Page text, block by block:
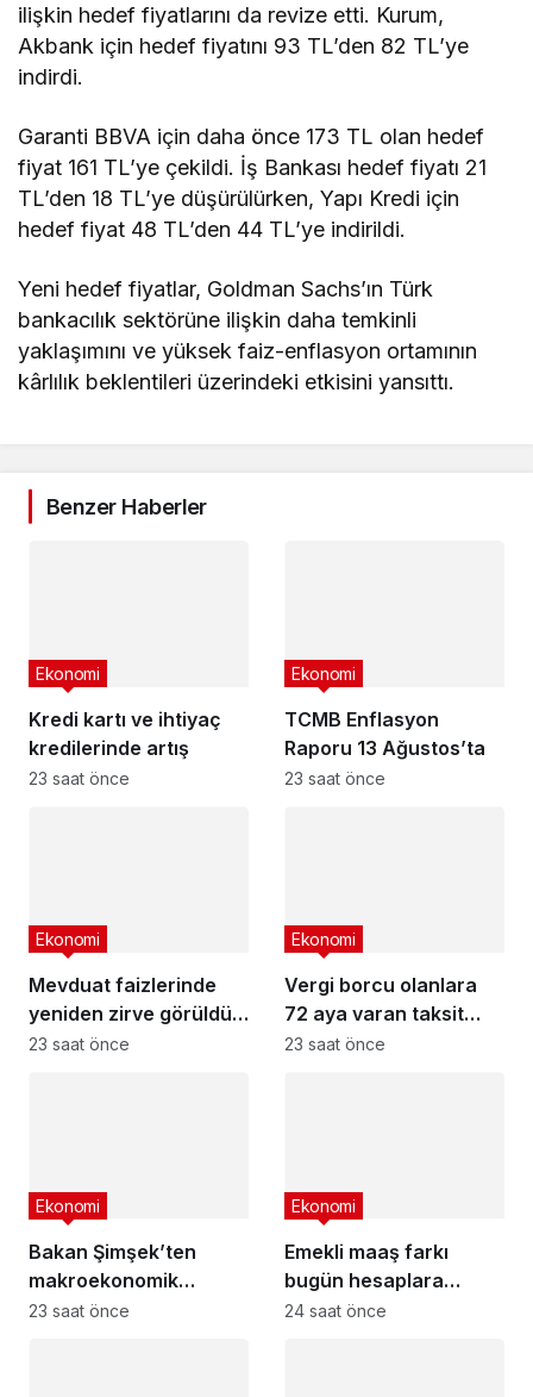
ilişkin hedef fiyatlarını da revize etti. Kurum,
Akbank için hedef fiyatını 93 TL’den 82 TL’ye
indirdi.
Garanti BBVA için daha önce 173 TL olan hedef
fiyat 161 TL’ye çekildi. İş Bankası hedef fiyatı 21
TL’den 18 TL’ye düşürülürken, Yapı Kredi için
hedef fiyat 48 TL’den 44 TL’ye indirildi.
Yeni hedef fiyatlar, Goldman Sachs’ın Türk
bankacılık sektörüne ilişkin daha temkinli
yaklaşımını ve yüksek faiz-enflasyon ortamının
kârlılık beklentileri üzerindeki etkisini yansıttı.
Benzer Haberler
Kredi kartı ve ihtiyaç
kredilerinde artış
Ekonomi
23 saat önce
TCMB Enflasyon
Raporu 13 Ağustos’ta
Ekonomi
23 saat önce
Mevduat faizlerinde
yeniden zirve görüldü :
3 milyon liranın aylık
Ekonomi
23 saat önce
Vergi borcu olanlara
72 aya varan taksit
fırsatı
Ekonomi
23 saat önce
Bakan Şimşek’ten
makroekonomik
istikrar açıklaması
Ekonomi
23 saat önce
Emekli maaş farkı
bugün hesaplara
yatıyor
Ekonomi
24 saat önce